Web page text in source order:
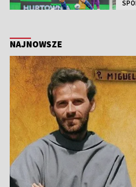
NAJNOWSZE